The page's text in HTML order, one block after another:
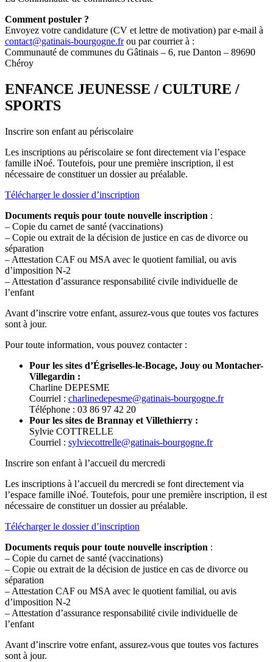
Comment postuler ?
Envoyez votre candidature (CV et lettre de motivation) par e-mail à
contact@gatinais-bourgogne.frou par courrier à :
Communauté de communes du Gâtinais – 6, rue Danton – 89690
Chéroy
ENFANCE JEUNESSE / CULTURE /
SPORTS
Inscrire son enfant au périscolaire
Les inscriptions au périscolaire se font directement via l’espace
famille iNoé. Toutefois, pour une première inscription, il est
nécessaire de constituer un dossier au préalable.
Télécharger le dossier d’inscription
Documents requis pour toute nouvelle inscription :
– Copie du carnet de santé (vaccinations)
– Copie ou extrait de la décision de justice en cas de divorce ou
séparation
– Attestation CAF ou MSA avec le quotient familial, ou avis
d’imposition N-2
– Attestation d’assurance responsabilité civile individuelle de
l’enfant
Avant d’inscrire votre enfant, assurez-vous que toutes vos factures
sont à jour.
Pour toute information, vous pouvez contacter :
Pour les sites d’Égriselles-le-Bocage, Jouy ou Montacher-
Villegardin :
Charline DEPESME
Courriel : charlinedepesme@gatinais-bourgogne.fr
Téléphone : 03 86 97 42 20
Pour les sites de Brannay et Villethierry :
Sylvie COTTRELLE
Courriel : sylviecottrelle@gatinais-bourgogne.fr
Inscrire son enfant à l’accueil du mercredi
Les inscriptions à l’accueil du mercredi se font directement via
l’espace famille iNoé. Toutefois, pour une première inscription, il est
nécessaire de constituer un dossier au préalable.
Télécharger le dossier d’inscription
Documents requis pour toute nouvelle inscription :
– Copie du carnet de santé (vaccinations)
– Copie ou extrait de la décision de justice en cas de divorce ou
séparation
– Attestation CAF ou MSA avec le quotient familial, ou avis
d’imposition N-2
– Attestation d’assurance responsabilité civile individuelle de
l’enfant
Avant d’inscrire votre enfant, assurez-vous que toutes vos factures
sont à jour.